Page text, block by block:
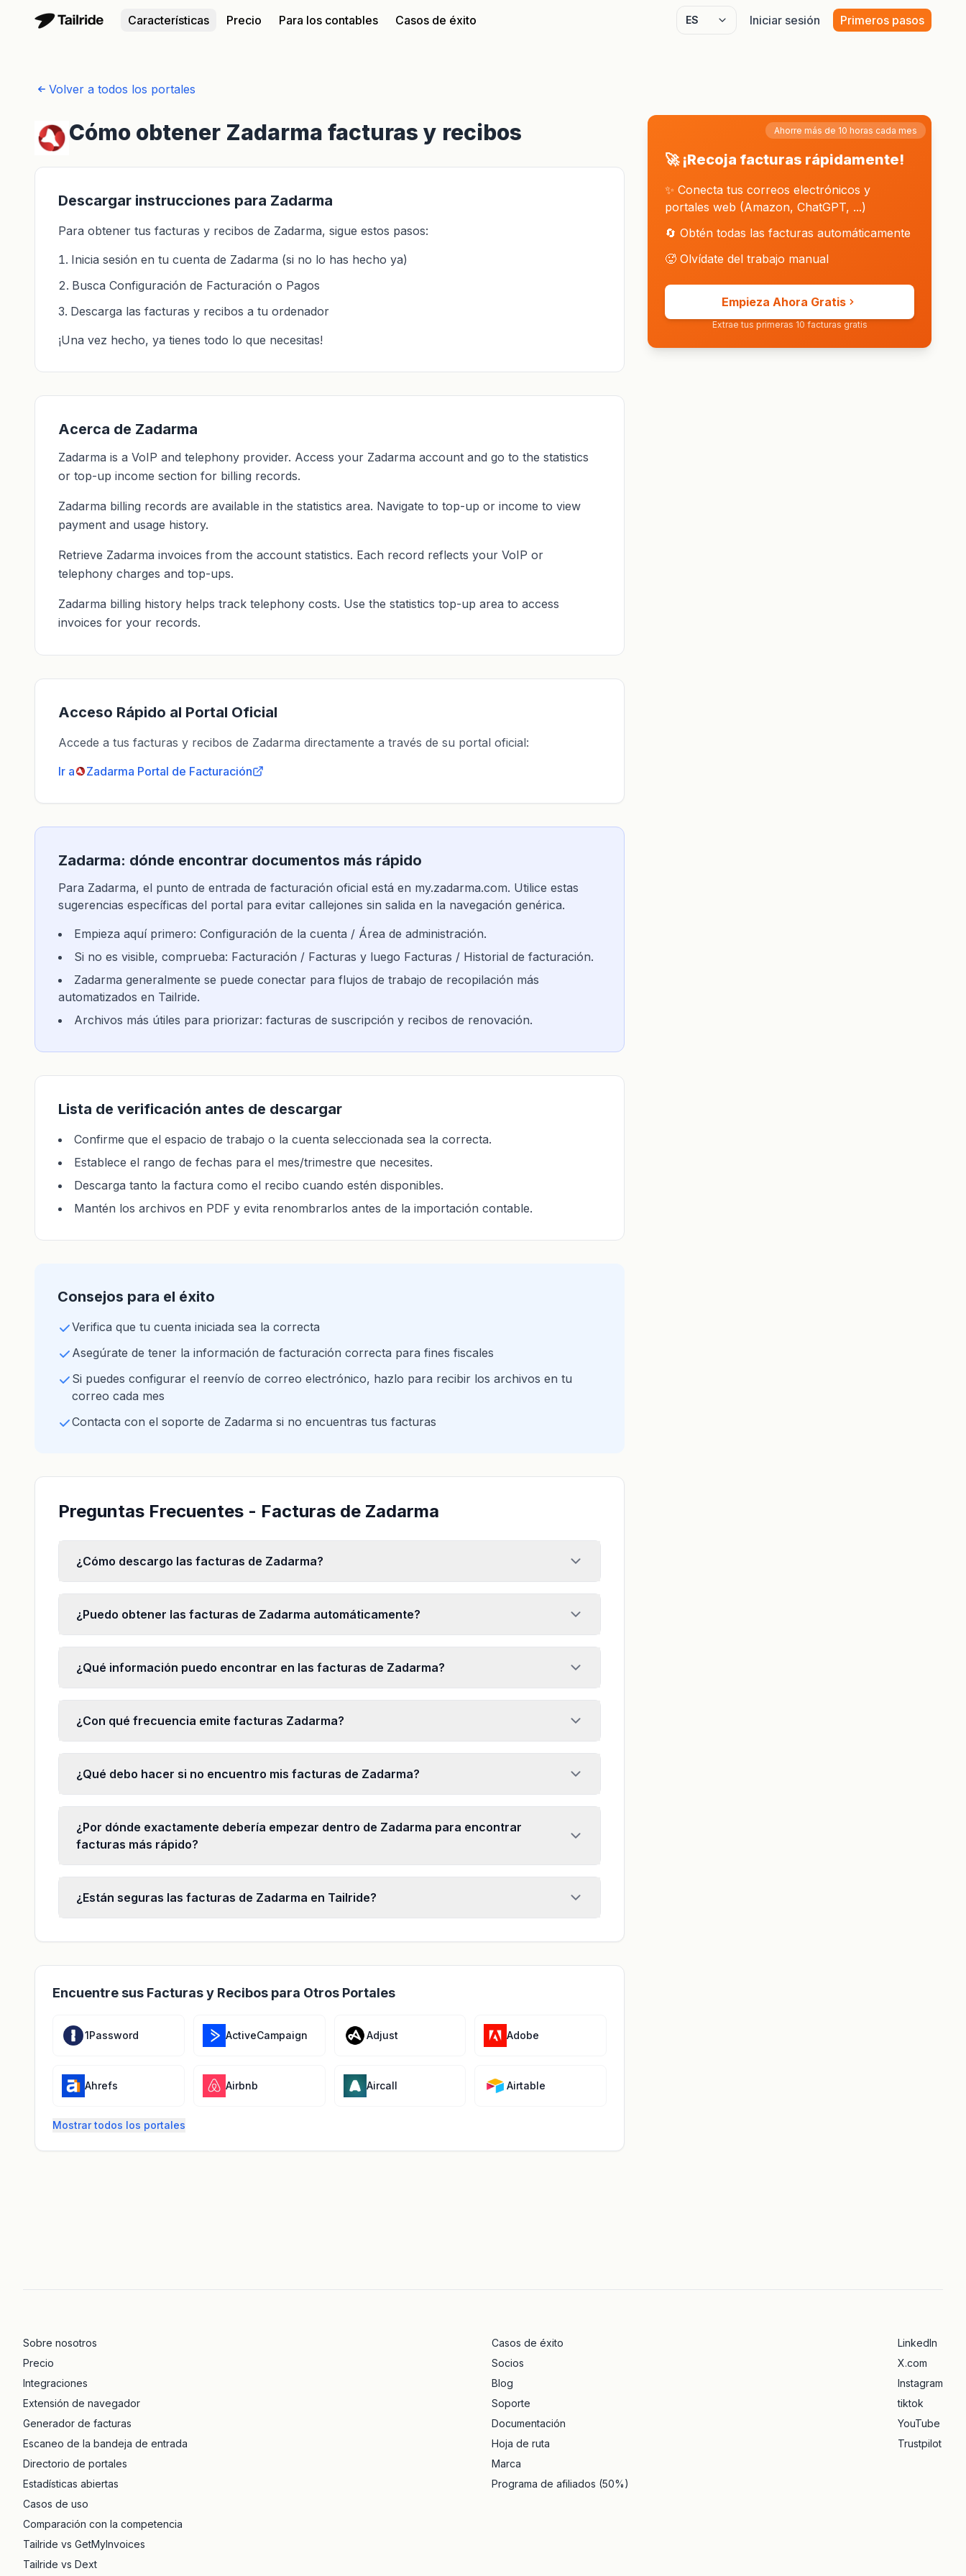
Características Precio Para los contables Casos de éxito
Select language
Iniciar sesión Primeros pasos
Volver a todos los portales
Cómo obtener Zadarma facturas y recibos
Descargar instrucciones para Zadarma
Para obtener tus facturas y recibos de Zadarma, sigue estos pasos:
Inicia sesión en tu cuenta de Zadarma (si no lo has hecho ya)
Busca Configuración de Facturación o Pagos
Descarga las facturas y recibos a tu ordenador
¡Una vez hecho, ya tienes todo lo que necesitas!
Acerca de Zadarma
Zadarma is a VoIP and telephony provider. Access your Zadarma account and go to the statistics
or top-up income section for billing records.
Zadarma billing records are available in the statistics area. Navigate to top-up or income to view
payment and usage history.
Retrieve Zadarma invoices from the account statistics. Each record reflects your VoIP or
telephony charges and top-ups.
Zadarma billing history helps track telephony costs. Use the statistics top-up area to access
invoices for your records.
Acceso Rápido al Portal Oficial
Accede a tus facturas y recibos de Zadarma directamente a través de su portal oficial:
Ir a
Zadarma Portal de Facturación
Zadarma: ​​dónde encontrar documentos más rápido
Para Zadarma, el punto de entrada de facturación oficial está en my.zadarma.com. Utilice estas
sugerencias específicas del portal para evitar callejones sin salida en la navegación genérica.
Empieza aquí primero: Configuración de la cuenta / Área de administración.
Si no es visible, comprueba: Facturación / Facturas y luego Facturas / Historial de facturación.
Zadarma generalmente se puede conectar para flujos de trabajo de recopilación más
automatizados en Tailride.
Archivos más útiles para priorizar: facturas de suscripción y recibos de renovación.
Lista de verificación antes de descargar
Confirme que el espacio de trabajo o la cuenta seleccionada sea la correcta.
Establece el rango de fechas para el mes/trimestre que necesites.
Descarga tanto la factura como el recibo cuando estén disponibles.
Mantén los archivos en PDF y evita renombrarlos antes de la importación contable.
Consejos para el éxito
Verifica que tu cuenta iniciada sea la correcta
Asegúrate de tener la información de facturación correcta para fines fiscales
Si puedes configurar el reenvío de correo electrónico, hazlo para recibir los archivos en tu
correo cada mes
Contacta con el soporte de Zadarma si no encuentras tus facturas
Preguntas Frecuentes - Facturas de Zadarma
¿Cómo descargo las facturas de Zadarma?
¿Puedo obtener las facturas de Zadarma automáticamente?
¿Qué información puedo encontrar en las facturas de Zadarma?
¿Con qué frecuencia emite facturas Zadarma?
¿Qué debo hacer si no encuentro mis facturas de Zadarma?
¿Por dónde exactamente debería empezar dentro de Zadarma para encontrar
facturas más rápido?
¿Están seguras las facturas de Zadarma en Tailride?
Encuentre sus Facturas y Recibos para Otros Portales
1Password ActiveCampaign Adjust Adobe
Ahrefs Airbnb Aircall Airtable
Mostrar todos los portales
Ahorre más de 10 horas cada mes
🚀 ¡Recoja facturas rápidamente!
✨ Conecta tus correos electrónicos y
portales web (Amazon, ChatGPT, ...)
🔄 Obtén todas las facturas automáticamente
🥵 Olvídate del trabajo manual
Empieza Ahora Gratis
Extrae tus primeras 10 facturas gratis
Sobre nosotros
Precio
Integraciones
Extensión de navegador
Generador de facturas
Escaneo de la bandeja de entrada
Directorio de portales
Estadísticas abiertas
Casos de uso
Comparación con la competencia
Tailride vs GetMyInvoices
Tailride vs Dext
Casos de éxito
Socios
Blog
Soporte
Documentación
Hoja de ruta
Marca
Programa de afiliados (50%)
LinkedIn
X.com
Instagram
tiktok
YouTube
Trustpilot